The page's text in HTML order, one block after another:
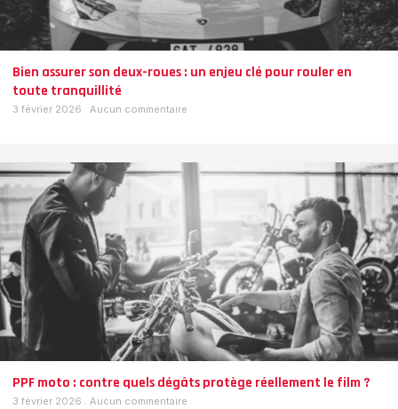
Bien assurer son deux-roues : un enjeu clé pour rouler en
toute tranquillité
3 février 2026 Aucun commentaire
PPF moto : contre quels dégâts protège réellement le film ?
3 février 2026 Aucun commentaire